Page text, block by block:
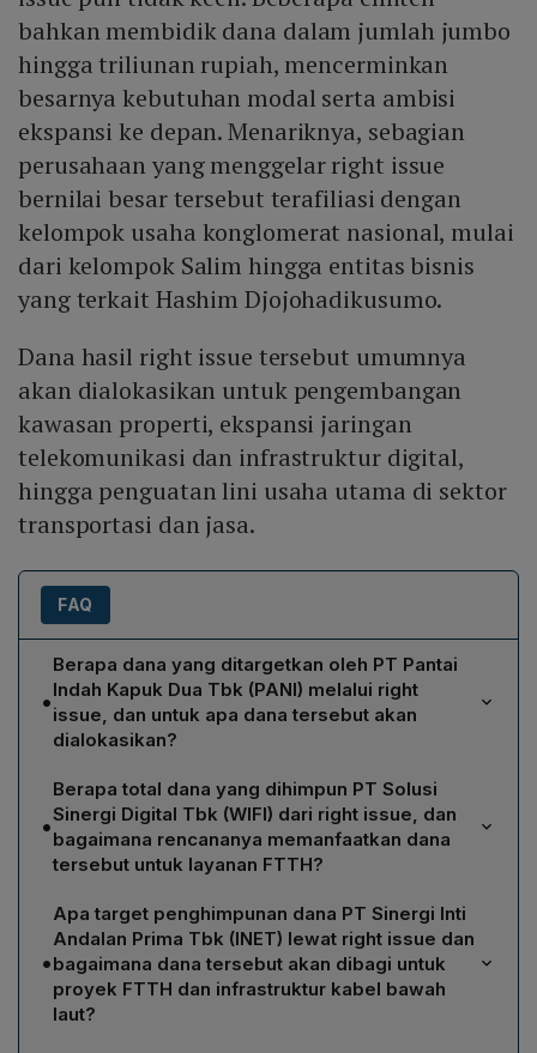
bahkan membidik dana dalam jumlah jumbo
hingga triliunan rupiah, mencerminkan
besarnya kebutuhan modal serta ambisi
ekspansi ke depan. Menariknya, sebagian
perusahaan yang menggelar right issue
bernilai besar tersebut terafiliasi dengan
kelompok usaha konglomerat nasional, mulai
dari kelompok Salim hingga entitas bisnis
yang terkait Hashim Djojohadikusumo.
Dana hasil right issue tersebut umumnya
akan dialokasikan untuk pengembangan
kawasan properti, ekspansi jaringan
telekomunikasi dan infrastruktur digital,
hingga penguatan lini usaha utama di sektor
transportasi dan jasa.
FAQ
•
Berapa dana yang ditargetkan oleh PT Pantai
Indah Kapuk Dua Tbk (PANI) melalui right
issue, dan untuk apa dana tersebut akan
dialokasikan?
PANI menargetkan penghimpunan dana segar sebesar
Rp 15,73 triliun melalui penerbitan maksimal 1,21 miliar
saham baru (6,69 % dari total saham). Dana tersebut
direncanakan untuk meningkatkan penyertaan modal
(CBDK). PANI akan membeli saham CBDK yang saat ini
dimiliki PT Agung Sedayu dan PT Mekar Jaya, kemudian
mengembangkan kawasan Pantai Indah Kapuk 2 (PIK2)
bersama CBDK. Jika hak memesan efek terlebih dahulu
tidak terisi penuh, sisa saham akan dialokasikan
•
Berapa total dana yang dihimpun PT Solusi
Sinergi Digital Tbk (WIFI) dari right issue, dan
bagaimana rencananya memanfaatkan dana
tersebut untuk layanan FTTH?
WIFI menyelesaikan aksi right issue pada Juli 2025 dan
menghimpun dana segar Rp 5,89 triliun dengan
menerbitkan 2,94 miliar saham baru (55,56 % modal
ditempatkan) pada harga Rp 2.000 per saham. Dana
tersebut dialokasikan untuk ekspansi jaringan
•
Apa target penghimpunan dana PT Sinergi Inti
Andalan Prima Tbk (INET) lewat right issue dan
bagaimana dana tersebut akan dibagi untuk
proyek FTTH dan infrastruktur kabel bawah
laut?